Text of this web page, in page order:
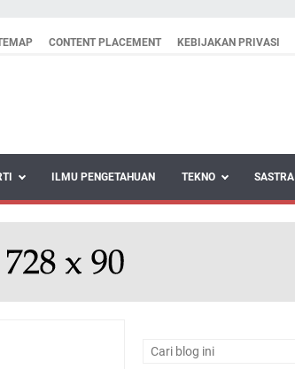
CONTENT PLACEMENT KEBIJAKAN PRIVASI
ILMU PENGETAHUAN TEKNO SASTRA